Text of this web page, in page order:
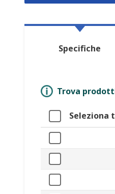
Specifiche
Trova
Seleziona